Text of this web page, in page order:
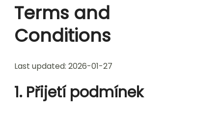
Terms and
Conditions
Last updated: 2026-01-27
1. Přijetí podmínek